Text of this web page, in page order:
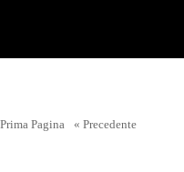
Prima Pagina « Precedente